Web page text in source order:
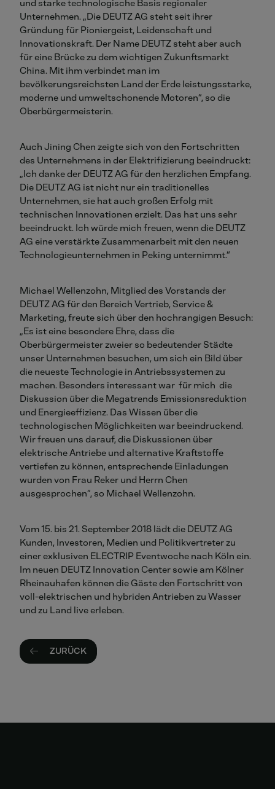
und starke technologische Basis regionaler
Unternehmen. „Die DEUTZ AG steht seit ihrer
Gründung für Pioniergeist, Leidenschaft und
Innovationskraft. Der Name DEUTZ steht aber auch
für eine Brücke zu dem wichtigen Zukunftsmarkt
China. Mit ihm verbindet man im
bevölkerungsreichsten Land der Erde leistungsstarke,
moderne und umweltschonende Motoren“, so die
Oberbürgermeisterin.
Auch Jining Chen zeigte sich von den Fortschritten
des Unternehmens in der Elektrifizierung beeindruckt:
„Ich danke der DEUTZ AG für den herzlichen Empfang.
Die DEUTZ AG ist nicht nur ein traditionelles
Unternehmen, sie hat auch großen Erfolg mit
technischen Innovationen erzielt. Das hat uns sehr
beeindruckt. Ich würde mich freuen, wenn die DEUTZ
AG eine verstärkte Zusammenarbeit mit den neuen
Technologieunternehmen in Peking unternimmt.“
Michael Wellenzohn, Mitglied des Vorstands der
DEUTZ AG für den Bereich Vertrieb, Service &
Marketing, freute sich über den hochrangigen Besuch:
„Es ist eine besondere Ehre, dass die
Oberbürgermeister zweier so bedeutender Städte
unser Unternehmen besuchen, um sich ein Bild über
die neueste Technologie in Antriebssystemen zu
machen. Besonders interessant war für mich die
Diskussion über die Megatrends Emissionsreduktion
und Energieeffizienz. Das Wissen über die
technologischen Möglichkeiten war beeindruckend.
Wir freuen uns darauf, die Diskussionen über
elektrische Antriebe und alternative Kraftstoffe
vertiefen zu können, entsprechende Einladungen
wurden von Frau Reker und Herrn Chen
ausgesprochen“, so Michael Wellenzohn.
Vom 15. bis 21. September 2018 lädt die DEUTZ AG
Kunden, Investoren, Medien und Politikvertreter zu
einer exklusiven ELECTRIP Eventwoche nach Köln ein.
Im neuen DEUTZ Innovation Center sowie am Kölner
Rheinauhafen können die Gäste den Fortschritt von
voll-elektrischen und hybriden Antrieben zu Wasser
und zu Land live erleben.
ZURÜCK